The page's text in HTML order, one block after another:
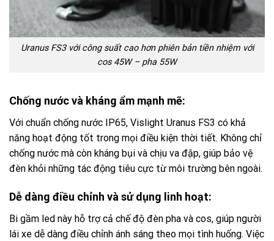
Uranus FS3 với công suất cao hơn phiên bản tiền nhiệmvới
cos 45W – pha 55W
Chống nước và kháng ẩm mạnh mẽ:
Với chuẩn chống nước IP65, Vislight Uranus FS3 có khả
năng hoạt động tốt trong mọi điều kiện thời tiết. Không chỉ
chống nước mà còn kháng bụi và chịu va đập, giúp bảo vệ
đèn khỏi những tác động tiêu cực từ môi trường bên ngoài.
Dễ dàng điều chỉnh và sử dụng linh hoạt:
Bi gầm led này hỗ trợ cả chế độ đèn pha và cos, giúp người
lái xe dễ dàng điều chỉnh ánh sáng theo mọi tình huống. Việc